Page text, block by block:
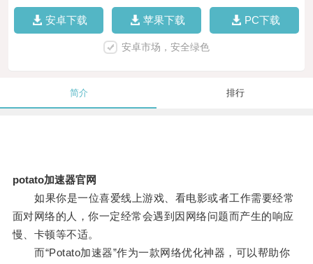
安卓下载 苹果下载 PC下载
安卓市场，安全绿色
简介 排行
potato加速器官网
如果你是一位喜爱线上游戏、看电影或者工作需要经常
面对网络的人，你一定经常会遇到因网络问题而产生的响应
慢、卡顿等不适。
而“Potato加速器”作为一款网络优化神器，可以帮助你